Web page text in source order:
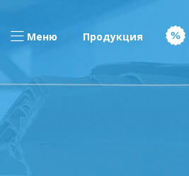
Меню Продукция